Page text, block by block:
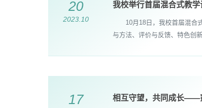
20
2023.10
我校举行首届混合式教学
10月18日，我校首届混合式
与方法、评价与反馈、特色创
17 相互守望，共同成长——